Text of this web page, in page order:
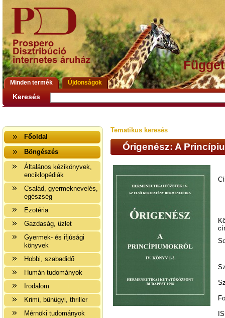
Minden termék Újdonságok
Keresés
Főoldal
Böngészés
Általános kézikönyvek,
enciklopédiák
Család, gyermeknevelés,
egészség
Ezotéria
Gazdaság, üzlet
Gyermek- és ifjúsági
könyvek
Hobbi, szabadidő
Humán tudományok
Irodalom
Krimi, bűnügyi, thriller
Mérnöki tudományok
Tematikus keresés
Órigenész: A